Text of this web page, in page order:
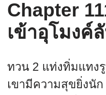
Chapter
เข้าอุโมงค์
ทวน 2 แท่งทิ่มแทง
เขามีความสุขยิ่งนั